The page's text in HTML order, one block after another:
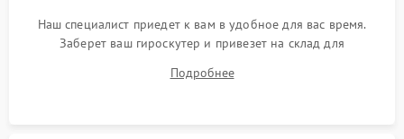
Наш специалист приедет к вам в удобное для вас время.
Заберет ваш гироскутер и привезет на склад для
Подробнее